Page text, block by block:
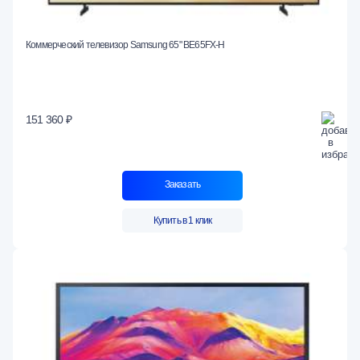
Коммерческий телевизор Samsung 65" BE65FX-H
151 360 ₽
Заказать
Купить в 1 клик